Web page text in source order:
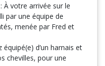
: À votre arrivée sur le
par une équipe de
menée par Fred et
équipé(e) d’un harnais et
chevilles, pour une